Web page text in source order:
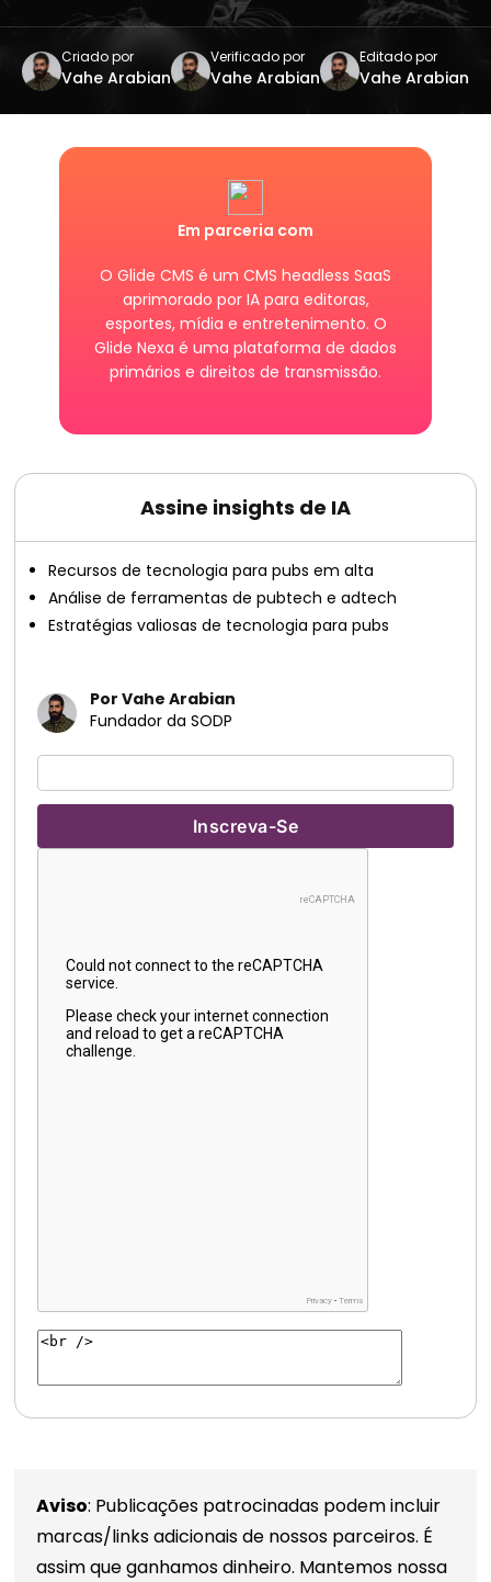
Criado por
Vahe Arabian
Verificado por
Vahe Arabian
Editado por
Vahe Arabian
Em parceria com
O Glide CMS é um CMS headless SaaS
aprimorado por IA para editoras,
esportes, mídia e entretenimento. O
Glide Nexa é uma plataforma de dados
primários e direitos de transmissão.
Assine insights de IA
Recursos de tecnologia para pubs em alta
Análise de ferramentas de pubtech e adtech
Estratégias valiosas de tecnologia para pubs
Por Vahe Arabian
Fundador da SODP
Aviso: Publicações patrocinadas podem incluir
marcas/links adicionais de nossos parceiros. É
assim que ganhamos dinheiro. Mantemos nossa